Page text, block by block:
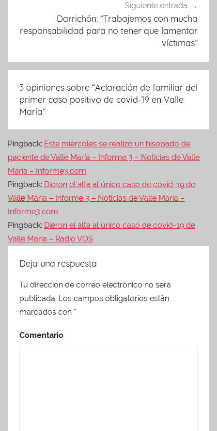
Siguiente entrada
Darrichón: “Trabajemos con mucha
responsabilidad para no tener que lamentar
víctimas”
3 opiniones sobre “Aclaración de familiar del
primer caso positivo de covid-19 en Valle
María”
Pingback: Este miércoles se realizó un hisopado de
paciente de Valle María – Informe 3 – Noticias de Valle
María – Informe3.com
Pingback: Dieron el alta al único caso de covid-19 de
Valle María – Informe 3 – Noticias de Valle María –
Informe3.com
Pingback: Dieron el alta al único caso de covid-19 de
Valle María – Radio VOS
Deja una respuesta
Tu dirección de correo electrónico no será
publicada. Los campos obligatorios están
marcados con *
Comentario